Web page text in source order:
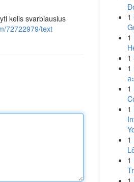
kelis svarbiausius
72722979/text
1
1
1
1
อ
1
1
1
1